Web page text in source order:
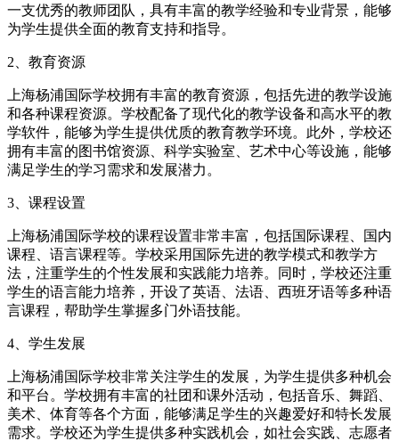
一支优秀的教师团队，具有丰富的教学经验和专业背景，能够
为学生提供全面的教育支持和指导。
2、教育资源
上海杨浦国际学校拥有丰富的教育资源，包括先进的教学设施
和各种课程资源。学校配备了现代化的教学设备和高水平的教
学软件，能够为学生提供优质的教育教学环境。此外，学校还
拥有丰富的图书馆资源、科学实验室、艺术中心等设施，能够
满足学生的学习需求和发展潜力。
3、课程设置
上海杨浦国际学校的课程设置非常丰富，包括国际课程、国内
课程、语言课程等。学校采用国际先进的教学模式和教学方
法，注重学生的个性发展和实践能力培养。同时，学校还注重
学生的语言能力培养，开设了英语、法语、西班牙语等多种语
言课程，帮助学生掌握多门外语技能。
4、学生发展
上海杨浦国际学校非常关注学生的发展，为学生提供多种机会
和平台。学校拥有丰富的社团和课外活动，包括音乐、舞蹈、
美术、体育等各个方面，能够满足学生的兴趣爱好和特长发展
需求。学校还为学生提供多种实践机会，如社会实践、志愿者